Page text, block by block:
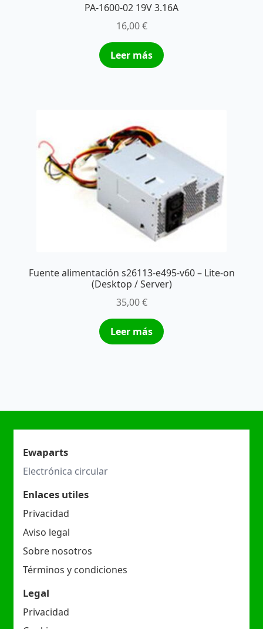
PA-1600-02 19V 3.16A
16,00€
Leer más
Fuente alimentación s26113-e495-v60 – Lite-on
(Desktop / Server)
35,00€
Leer más
Ewaparts
Electrónica circular
Enlaces utiles
Privacidad
Aviso legal
Sobre nosotros
Términos y condiciones
Legal
Privacidad